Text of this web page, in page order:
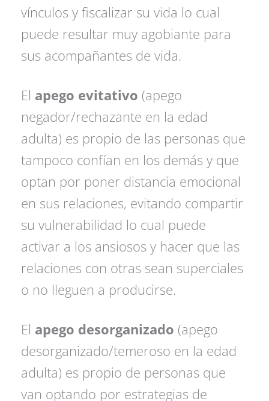
vínculos y fiscalizar su vida lo cual
puede resultar muy agobiante para
sus acompañantes de vida.
El apego evitativo (apego
negador/rechazante en la edad
adulta) es propio de las personas que
tampoco confían en los demás y que
optan por poner distancia emocional
en sus relaciones, evitando compartir
su vulnerabilidad lo cual puede
activar a los ansiosos y hacer que las
relaciones con otras sean superciales
o no lleguen a producirse.
El apego desorganizado (apego
desorganizado/temeroso en la edad
adulta) es propio de personas que
van optando por estrategias de